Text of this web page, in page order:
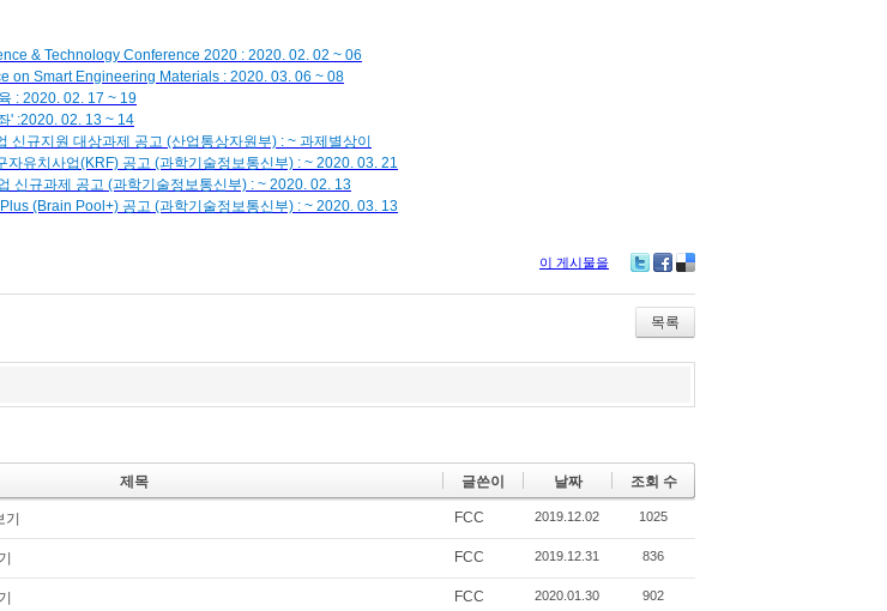
& Technology Conference 2020 : 2020. 02. 02 ~ 06
on Smart Engineering Materials : 2020. 03. 06 ~ 08
: 2020. 02. 17 ~ 19
' :2020. 02. 13 ~ 14
신규지원 대상과제 공고 (산업통상자원부) : ~ 과제별상이
유치사업(KRF) 공고 (과학기술정보통신부) : ~ 2020. 03. 21
신규과제 공고 (과학기술정보통신부) : ~ 2020. 02. 13
(Brain Pool+) 공고 (과학기술정보통신부) : ~ 2020. 03. 13
이 게시물을
bo
ok
ou
s
목록
제목 글쓴이 날짜 조회 수
FCC 2019.12.02 1025
FCC 2019.12.31 836
FCC 2020.01.30 902